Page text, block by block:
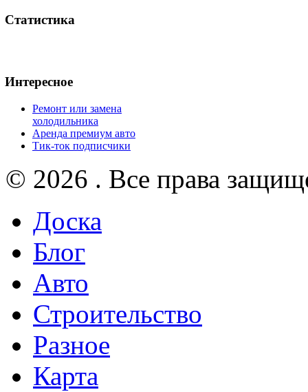
Статистика
Интересное
Ремонт или замена
холодильника
Аренда премиум авто
Тик-ток подписчики
© 2026 . Все права
Доска
Блог
Авто
Строительство
Разное
Карта